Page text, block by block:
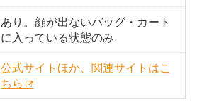
あり。顔が出ないバッグ・カート
に入っている状態のみ
公式サイトほか、関連サイトはこ
ちら